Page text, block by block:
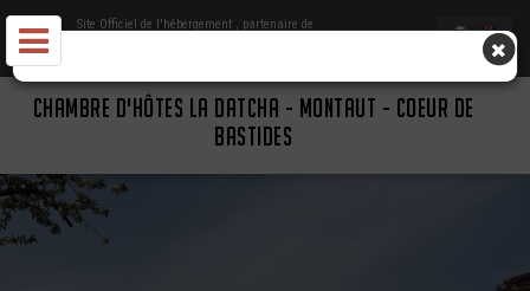
Site Officiel de l'hébergement , partenaire de
CHAMBRE D'HÔTES LA DATCHA - MONTAUT - COEUR DE
BASTIDES